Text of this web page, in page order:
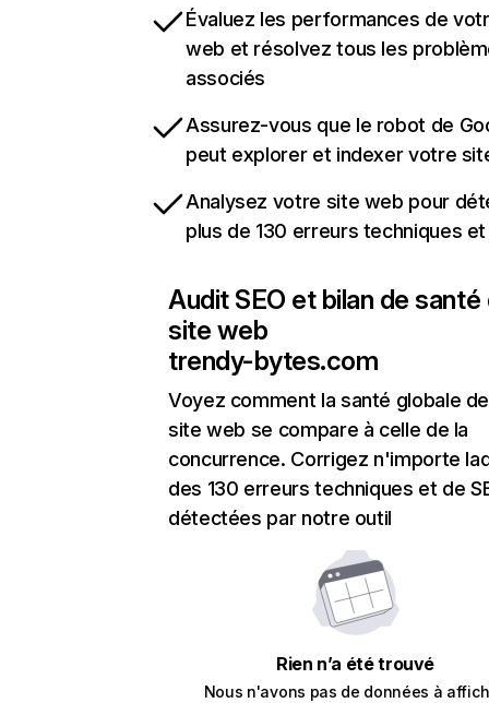
Évaluez les performances de
web et résolvez tous les
associés
Assurez-vous que le robot de
peut explorer et indexer votre
Analysez votre site web pour
plus de 130 erreurs techniques et
Audit SEO et bilan de santé
site web
trendy-bytes.com
Voyez comment la santé globale
site web se compare à celle de la
concurrence. Corrigez n'importe
des 130 erreurs techniques et de
détectées par notre outil
Rien n’a été trouvé
Nous n'avons pas de données à